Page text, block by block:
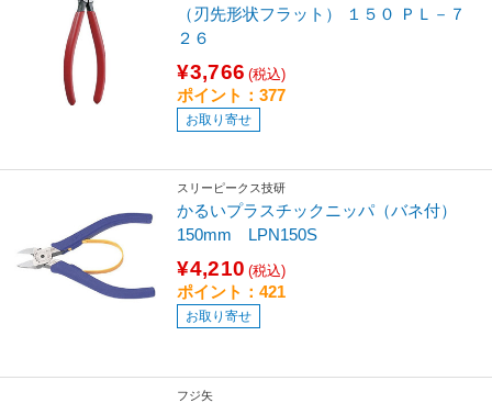
（刃先形状フラット） １５０ ＰＬ－７
２６
¥3,766 (税込)
ポイント：377
お取り寄せ
スリーピークス技研
かるいプラスチックニッパ（バネ付）
150mm LPN150S
¥4,210 (税込)
ポイント：421
お取り寄せ
フジ矢